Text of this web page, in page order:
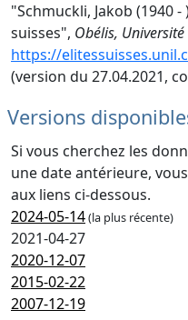
"Schmuckli, Jakob (1940
suisses", Obélis,
https://
(version du 27.04.2021,
Versions
Si vous cherchez les
une date antérieure,
aux liens ci-dessous.
2024-05-14(la plus récente)
2021-04-27
2020-12-07
2015-02-22
2007-12-19